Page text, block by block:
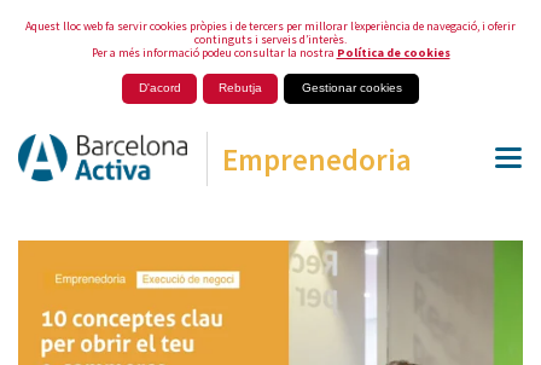
Aquest lloc web fa servir cookies pròpies i de tercers per millorar l’experiència de navegació, i oferir
continguts i serveis d’interès.
Per a més informació podeu consultar la nostra Política de cookies
D'acord Rebutja Gestionar cookies
Emprenedoria